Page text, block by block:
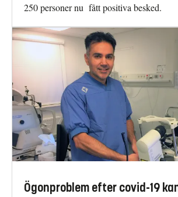
250 personer nu fått positiva besked.
Ögonproblem efter covid-19